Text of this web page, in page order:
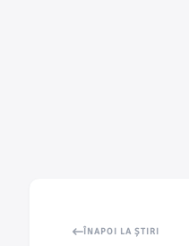
ÎNAPOI LA ȘTIRI